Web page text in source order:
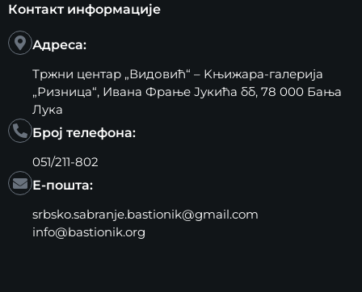
Контакт информације
Адреса:
Тржни центар „Видовић“ – Kњижара-галерија
„Ризница“, Ивана Фрање Јукића бб, 78 000 Бања
Лука
Број телефона:
051/211-802
Е-пошта:
srbsko.sabranje.bastionik@gmail.com
info@bastionik.org